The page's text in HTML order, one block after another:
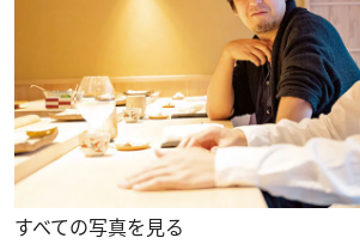
すべての写真を見る